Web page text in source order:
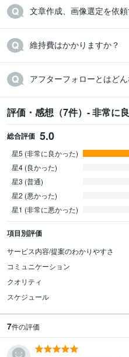
文章作成、画像選定を依
維持費はかかりますか？
アフターフォローとはど
評価・感想（7件）- 非常に
総合評価 5.0
星5 (非常に良かった)
星4 (良かった)
星3 (普通)
星2 (悪かった)
星1 (非常に悪かった)
項目別評価
サービス内容/提案のわかりやすさ
コミュニケーション
クオリティ
スケジュール
7件の評価